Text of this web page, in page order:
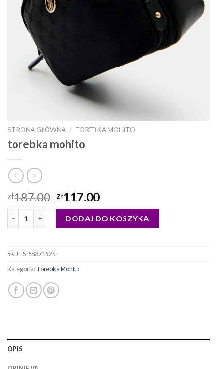
STRONA GŁÓWNA / TOREBKA MOHITO
torebka mohito
zł187.00 zł117.00
DODAJ DO KOSZYKA
SKU:IS-58371625
Kategoria:Torebka Mohito
OPIS